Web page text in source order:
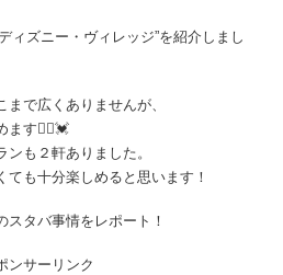
ィズニー・ヴィレッジ”を紹介しまし
で広くありませんが、
ます🙆‍♀️💓
も２軒ありました。
も十分楽しめると思います！
タバ事情をレポート！
ンサーリンク